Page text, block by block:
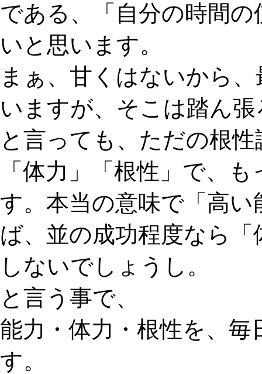
である、「自分の時間
いと思います。
まぁ、甘くはないから
いますが、そこは踏ん
と言っても、ただの根
「体力」「根性」で、
す。本当の意味で「高
ば、並の成功程度なら
しないでしょうし。
と言う事で、
能力・体力・根性を、
す。